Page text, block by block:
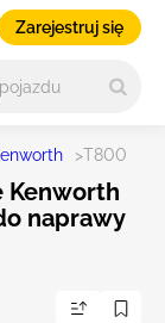
Zarejestruj się
>T800
Kenworth
naprawy